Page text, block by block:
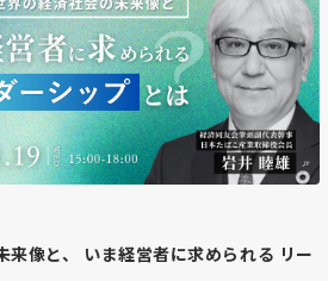
が世界最高賞を受賞
ード2025で、昨冬オープンした
コHANAZONO」が、新設ホテル
来像と、 いま経営者に求められる リー